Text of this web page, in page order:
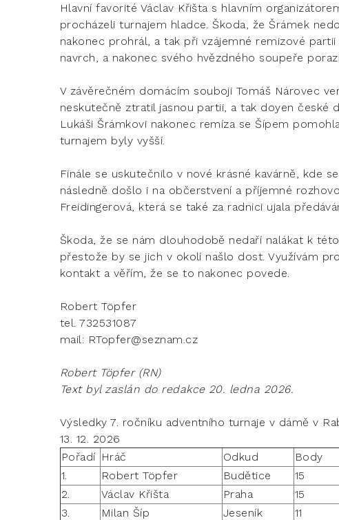
Hlavní favorité Václav Křišta s hlavním
procházeli turnajem hladce. Škoda, že Šrámek
nakonec prohrál, a tak při vzájemné remizové
navrch, a nakonec svého hvězdného soupeře
V závěrečném domácím souboji Tomáš Nárovec
neskutečně ztratil jasnou partii, a tak doyen české
Lukáši Šrámkovi nakonec remíza se Šípem
turnajem byly vyšší.
Finále se uskutečnilo v nové krásné kavárně, kde
následně došlo i na občerstvení a příjemné
Freidingerová, která se také za radnici ujala
Škoda, že se nám dlouhodobě nedaří nalákat k
přestože by se jich v okolí našlo dost. Využívám
kontakt a věřím, že se to nakonec povede.
Robert
tel.
mail: RTopfer@seznam.cz
Robert Töpfer (RN)
Text byl zaslán do redakce 20. ledna 2026.
Výsledky 7. ročníku adventního turnaje v dámě v
13. 12. 2026
Pořadí Hráč Odkud
Body
1.
Robert Töpfer Budětice
15
2.
Václav Křišta Praha
15
3.
Milan Šíp Jeseník
11